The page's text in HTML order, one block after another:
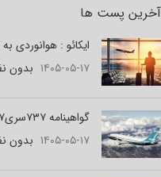
آخرین پست ها
ایکائو : هوانوردی به ۲.۶ تریلیون دلار سرمایه‌گذاری نیاز دارد
۱۴۰۵-۰۵-۱۷ بدون
گواهینامه ۷۳۷سری۷ صادر شد
۱۴۰۵-۰۵-۱۷ بدون